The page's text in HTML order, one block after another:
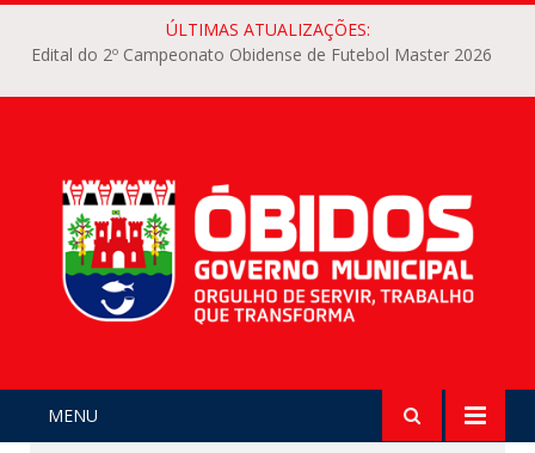
ÚLTIMAS ATUALIZAÇÕES:
Edital do 2º Campeonato Obidense de Futebol Master 2026
MENU